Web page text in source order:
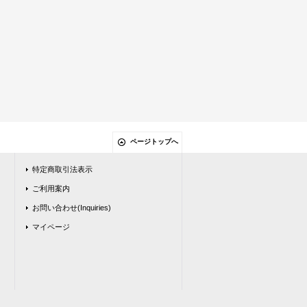
ページトップへ
特定商取引法表示
ご利用案内
お問い合わせ(Inquiries)
マイページ